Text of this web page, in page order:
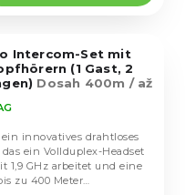
Intercom-Set mit
(1 Gast, 2
Dosah 400m / až
10h
ein innovatives drahtloses
ein Vollduplex-Headset
1,9 GHz arbeitet und eine
zu 400 Meter